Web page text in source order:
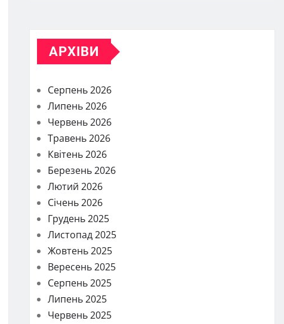
АРХІВИ
Серпень 2026
Липень 2026
Червень 2026
Травень 2026
Квітень 2026
Березень 2026
Лютий 2026
Січень 2026
Грудень 2025
Листопад 2025
Жовтень 2025
Вересень 2025
Серпень 2025
Липень 2025
Червень 2025